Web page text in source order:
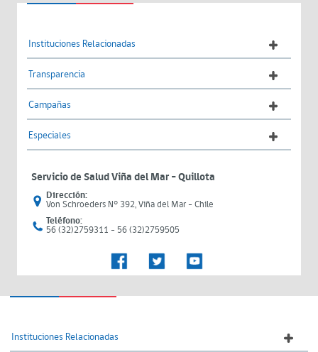
Instituciones Relacionadas
Transparencia
Campañas
Especiales
Servicio de Salud Viña del Mar – Quillota
Dirección:
Von Schroeders N° 392, Viña del Mar - Chile
Teléfono:
56 (32)2759311 - 56 (32)2759505
Instituciones Relacionadas